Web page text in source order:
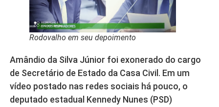
Rodovalho em seu depoimento
Amândio da Silva Júnior foi exonerado do cargo
de Secretário de Estado da Casa Civil. Em um
vídeo postado nas redes sociais há pouco, o
deputado estadual Kennedy Nunes (PSD)